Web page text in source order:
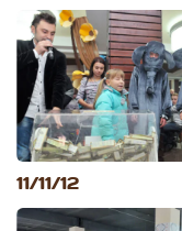
11/11/12